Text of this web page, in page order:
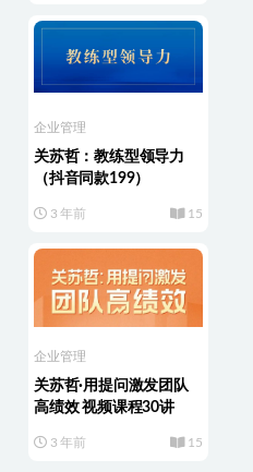
企业管理
关苏哲：教练型领导力
（抖音同款199）
3 年前 15
企业管理
关苏哲·用提问激发团队
高绩效 视频课程30讲
3 年前 15